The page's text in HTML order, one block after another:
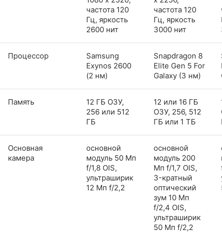
частота 120
Гц, яркость
2600 нит
частота 120
Гц, яркость
3000 нит
Процессор
Samsung
Exynos 2600
(2 нм)
Snapdragon 8
Elite Gen 5 For
Galaxy (3 нм)
Память
12 ГБ ОЗУ,
256 или 512
ГБ
12 или 16 ГБ
ОЗУ, 256, 512
ГБ или 1 ТБ
Основная
камера
основной
модуль 50 Мп
f/1,8 OIS,
ультраширик
12 Мп f/2,2
основной
модуль 200
Мп f/1,7 OIS,
3-кратный
оптический
зум 10 Мп
f/2,4 OIS,
ультраширик
50 Мп f/2,2